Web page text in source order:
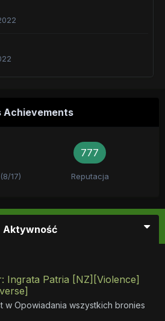
Achievements
17)
777
Reputacja
Aktywność
Ingrata Patria [NZ][Violence]
w Opowiadania wszystkich bronies